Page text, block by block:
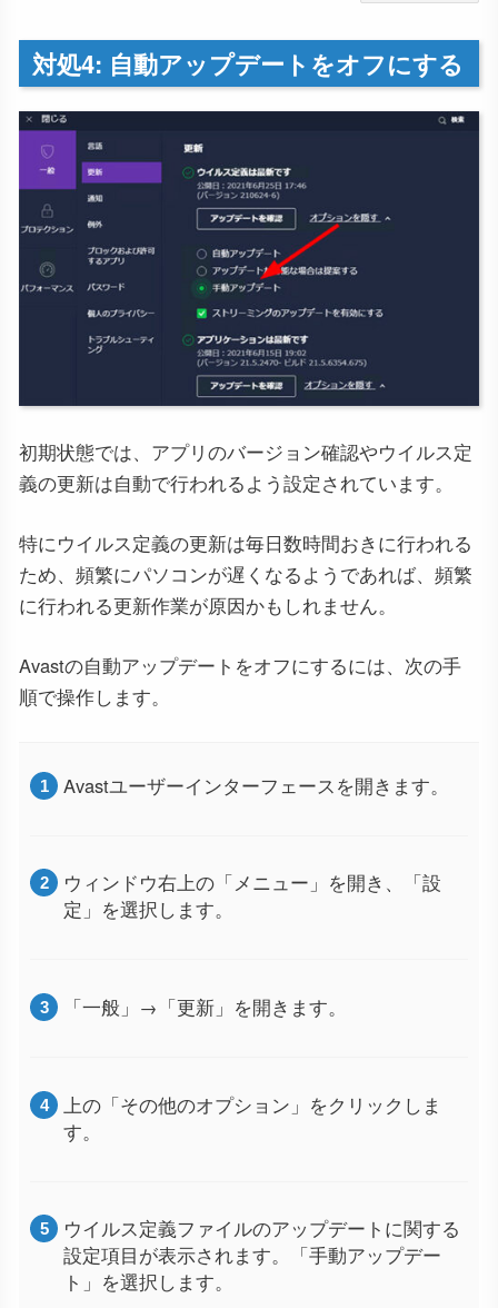
対処4: 自動アップデートをオフにする
初期状態では、アプリのバージョン確認やウイルス定
義の更新は自動で行われるよう設定されています。
特にウイルス定義の更新は毎日数時間おきに行われる
ため、頻繁にパソコンが遅くなるようであれば、頻繁
に行われる更新作業が原因かもしれません。
Avastの自動アップデートをオフにするには、次の手
順で操作します。
Avastユーザーインターフェースを開きます。
ウィンドウ右上の「メニュー」を開き、「設
定」を選択します。
「一般」→「更新」を開きます。
上の「その他のオプション」をクリックしま
す。
ウイルス定義ファイルのアップデートに関する
設定項目が表示されます。「手動アップデー
ト」を選択します。